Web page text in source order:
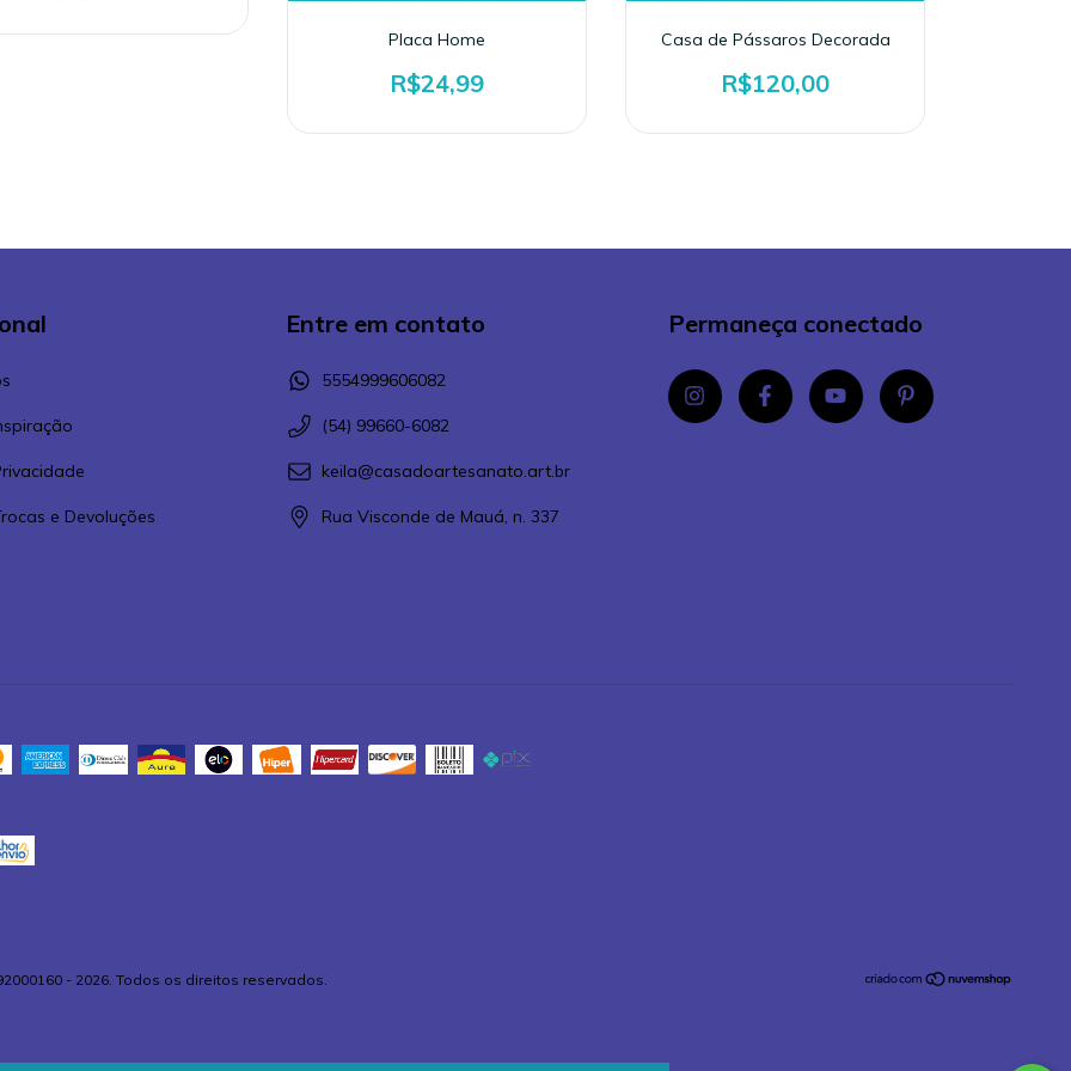
Placa Home
R$24,99
Casa de Pássaros Decorada
R$120,00
e Devoluções
Entre em contato
5554999606082
(54) 99660-6082
keila@casadoartesanato.art.br
Rua Visconde de Mauá, n. 337
Permaneça conectado
- 2026. Todos os direitos reservados.